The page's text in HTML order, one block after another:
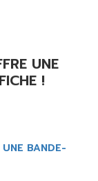
UNE
!
BANDE-